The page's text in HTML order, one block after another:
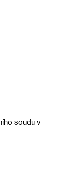
soudu v